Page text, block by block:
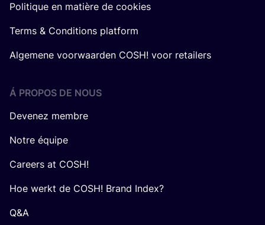
Politique en matière de cookies
Terms & Conditions platform
Algemene voorwaarden COSH! voor retailers
Á PROPOS DE NOUS
Devenez membre
Notre équipe
Careers at COSH!
Hoe werkt de COSH! Brand Index?
Q&A